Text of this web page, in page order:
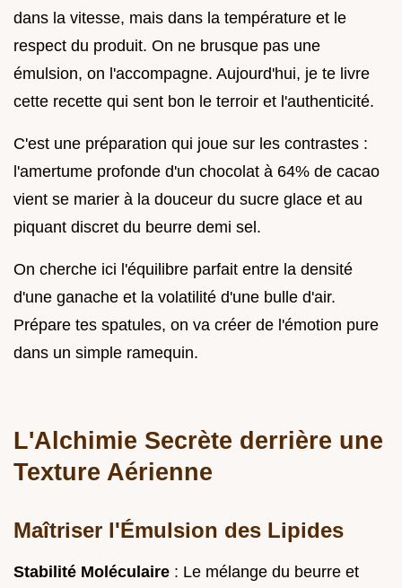
dans la vitesse, mais dans la température et le
respect du produit. On ne brusque pas une
émulsion, on l'accompagne. Aujourd'hui, je te livre
cette recette qui sent bon le terroir et l'authenticité.
C'est une préparation qui joue sur les contrastes :
l'amertume profonde d'un chocolat à 64% de cacao
vient se marier à la douceur du sucre glace et au
piquant discret du beurre demi sel.
On cherche ici l'équilibre parfait entre la densité
d'une ganache et la volatilité d'une bulle d'air.
Prépare tes spatules, on va créer de l'émotion pure
dans un simple ramequin.
L'Alchimie Secrète derrière une
Texture Aérienne
Maîtriser l'Émulsion des Lipides
Stabilité Moléculaire : Le mélange du beurre et